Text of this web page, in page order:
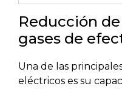
Reducción
gases de
Una de las
eléctricos es su